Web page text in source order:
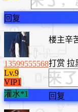
回复
13599555568
Lv.9
VIP1
灌水*1
楼主辛
打赏 拉
回复